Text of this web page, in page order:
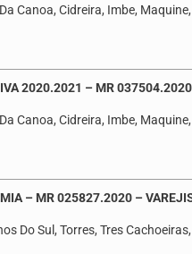
Canoa, Cidreira, Imbe,
2020.2021 – MR
Canoa, Cidreira, Imbe,
– MR 025827.2020 –
Do Sul, Torres, Tres